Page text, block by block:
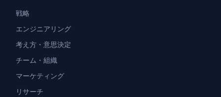
戦略
エンジニアリング
考え方・意思決定
チーム・組織
マーケティング
リサーチ